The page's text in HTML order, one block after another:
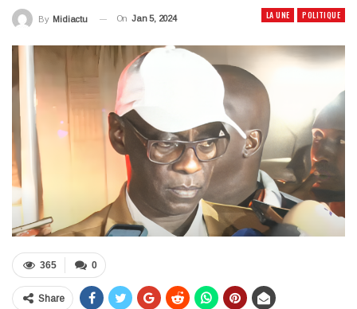
LA UNE POLITIQUE
By Midiactu On Jan 5, 2024
0
365
Share